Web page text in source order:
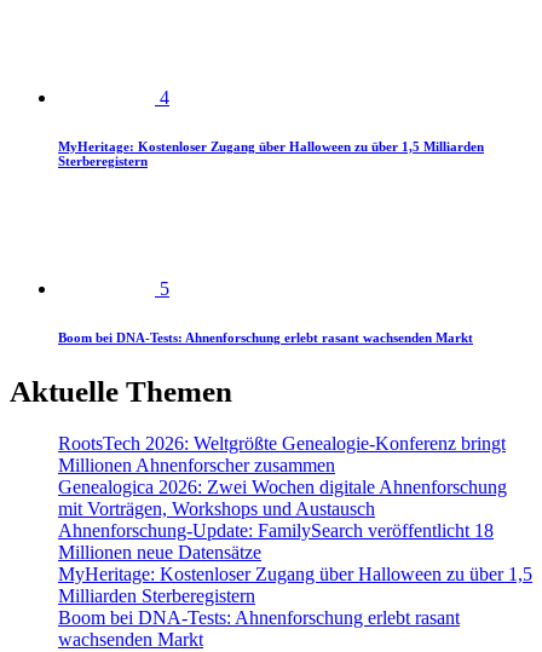
4
MyHeritage: Kostenloser Zugang über Halloween zu über 1,5 Milliarden
Sterberegistern
5
Boom bei DNA-Tests: Ahnenforschung erlebt rasant wachsenden Markt
Aktuelle Themen
RootsTech 2026: Weltgrößte Genealogie-Konferenz bringt
Millionen Ahnenforscher zusammen
Genealogica 2026: Zwei Wochen digitale Ahnenforschung
mit Vorträgen, Workshops und Austausch
Ahnenforschung-Update: FamilySearch veröffentlicht 18
Millionen neue Datensätze
MyHeritage: Kostenloser Zugang über Halloween zu über 1,5
Milliarden Sterberegistern
Boom bei DNA-Tests: Ahnenforschung erlebt rasant
wachsenden Markt